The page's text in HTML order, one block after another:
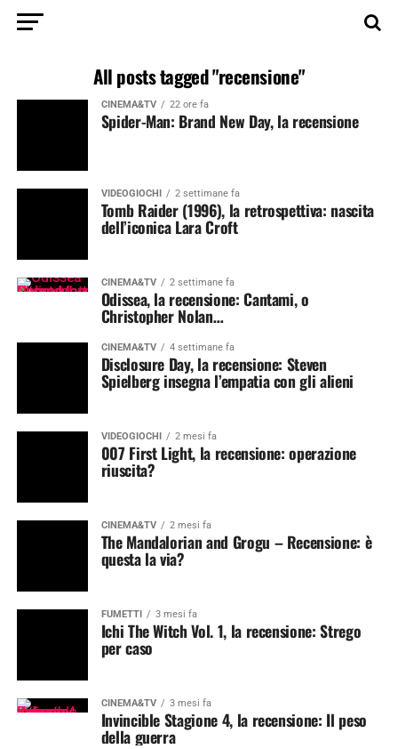
All posts tagged "recensione"
CINEMA&TV 22 ore fa
Spider-Man: Brand New Day, la recensione
VIDEOGIOCHI 2 settimane fa
Tomb Raider (1996), la retrospettiva: nascita
dell’iconica Lara Croft
CINEMA&TV 2 settimane fa
Odissea, la recensione: Cantami, o
Christopher Nolan…
CINEMA&TV 4 settimane fa
Disclosure Day, la recensione: Steven
Spielberg insegna l’empatia con gli alieni
VIDEOGIOCHI 2 mesi fa
007 First Light, la recensione: operazione
riuscita?
CINEMA&TV 2 mesi fa
The Mandalorian and Grogu – Recensione: è
questa la via?
FUMETTI 3 mesi fa
Ichi The Witch Vol. 1, la recensione: Strego
per caso
CINEMA&TV 3 mesi fa
Invincible Stagione 4, la recensione: Il peso
della guerra